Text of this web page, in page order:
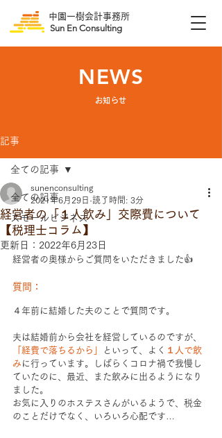
中園一樹会計事務所
Sun En Consulting
NEWS
​お知らせ
記事
全ての記事
スモールビジネス
全ての記事
経営者の「１人飲み」交際費について
【税理士コラム】
sunenconsulting
2021年6月29日 読了時間: 3分
更新日： 2022年6月23日
経営者の奥様からご質問をいただきました👍
質問：
４年前に結婚した夫のことで質問です。
夫は結婚前から会社を経営しているのですが、
「経費で落ちるから」
といって、よく １人で飲
みに行っています。しばらくコロナ禍で我慢し
ていたのに、最近、また飲みに出るようになり
ました。
お気に入りのホステスさんがいるようで、税金
のことだけでなく、いろいろ心配です…